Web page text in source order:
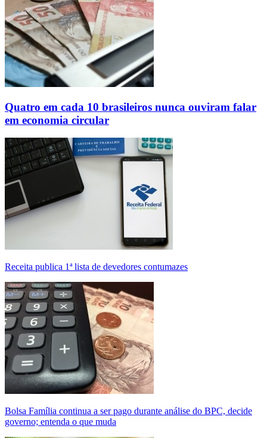
Quatro em cada 10 brasileiros nunca ouviram falar
em economia circular
Receita publica 1ª lista de devedores contumazes
Bolsa Família continua a ser pago durante análise do BPC, decide
governo; entenda o que muda